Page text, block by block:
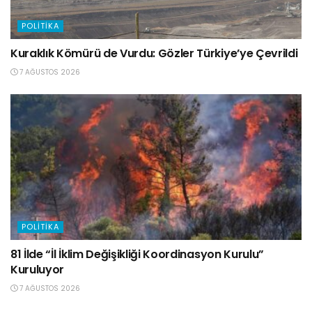
POLITIKA
Kuraklık Kömürü de Vurdu: Gözler Türkiye’ye Çevrildi
7 AĞUSTOS 2026
POLITIKA
81 İlde “İl İklim Değişikliği Koordinasyon Kurulu”
Kuruluyor
7 AĞUSTOS 2026